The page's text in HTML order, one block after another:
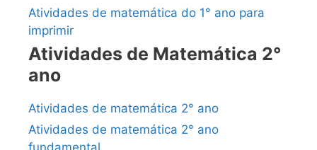
Atividades de matemática do 1° ano para
imprimir
Atividades de Matemática 2°
ano
Atividades de matemática 2° ano
Atividades de matemática 2° ano
fundamental